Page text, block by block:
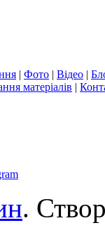
| Фото | Відео |
матеріалів |
.